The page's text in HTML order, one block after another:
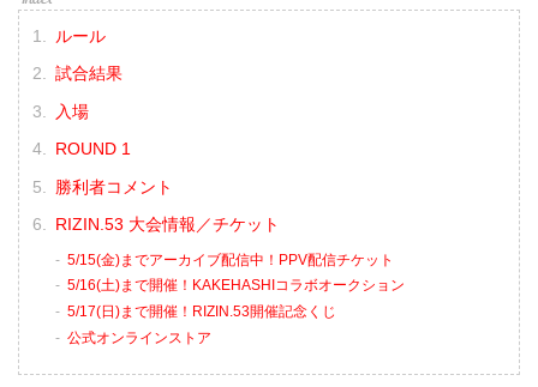
ルール
試合結果
入場
ROUND 1
勝利者コメント
RIZIN.53 大会情報／チケット
5/15(金)までアーカイブ配信中！PPV配信チケット
5/16(土)まで開催！KAKEHASHIコラボオークション
5/17(日)まで開催！RIZIN.53開催記念くじ
公式オンラインストア